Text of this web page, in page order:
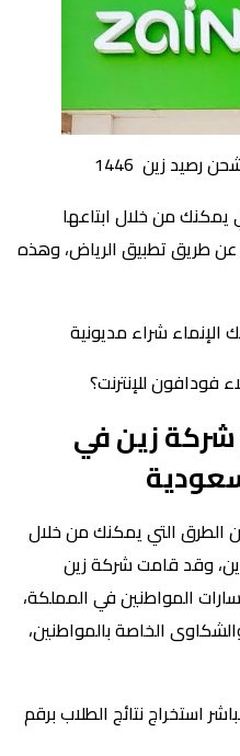
زين 1446
من خلال ابتاعها
طريق تطبيق الرياض، وهذه
شراء مديونية
للإنترنت؟
زين في
الطرق التي يمكنك من خلال
وقد قامت شركة زين
المواطنين في المملكة،
الخاصة بالمواطنين،
استخراج نتائج الطلاب برقم